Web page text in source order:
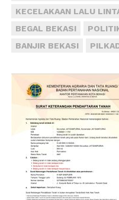
KECELAKAAN LALU
BEGAL BEKASI
BANJIR BEKASI